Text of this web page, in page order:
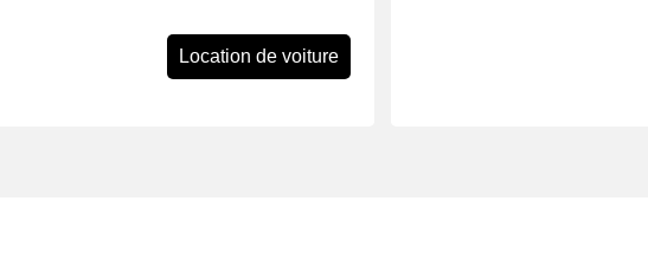
Location de voiture